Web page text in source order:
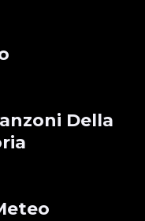
Della